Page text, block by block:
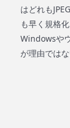
はどれも
も早く規格
Windowsや
が理由ではな